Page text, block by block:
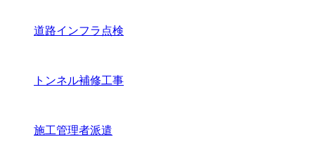
道路インフラ点検
トンネル補修工事
施工管理者派遣